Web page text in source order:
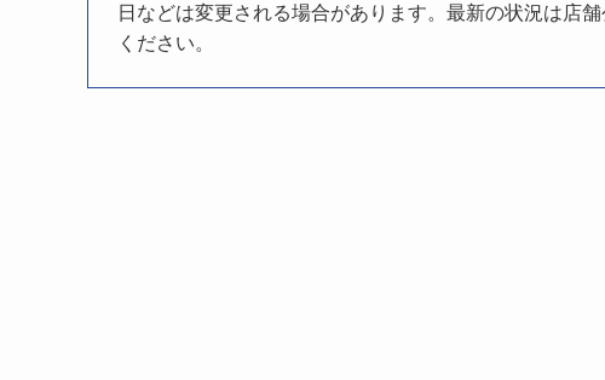
日などは変更される場合があります。最新の状況は店
ください。